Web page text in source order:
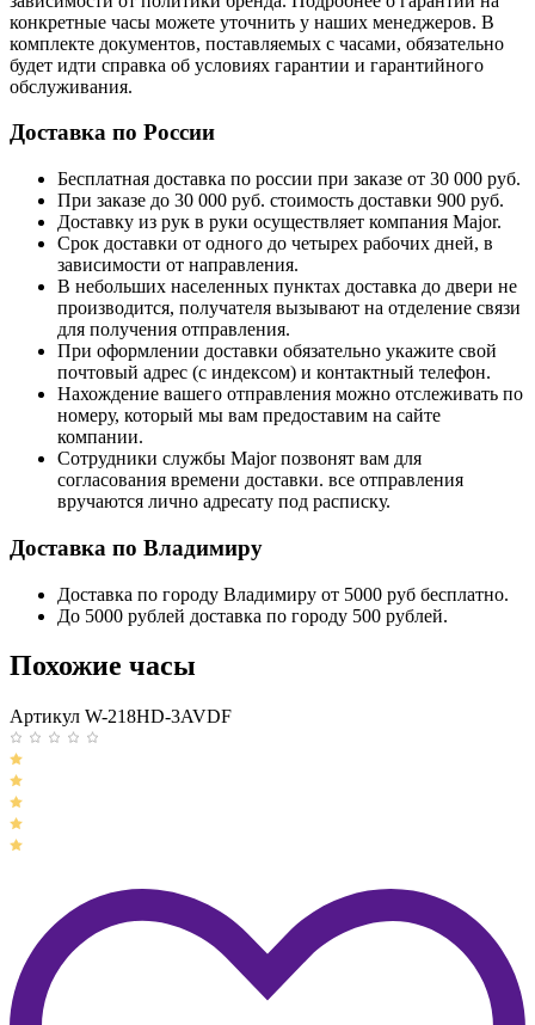
конкретные часы можете уточнить у наших менеджеров. В
комплекте документов, поставляемых с часами, обязательно
будет идти справка об условиях гарантии и гарантийного
обслуживания.
Доставка по России
Бесплатная доставка по россии при заказе от 30 000 руб.
При заказе до 30 000 руб. стоимость доставки 900 руб.
Доставку из рук в руки осуществляет компания Major.
Срок доставки от одного до четырех рабочих дней, в
зависимости от направления.
В небольших населенных пунктах доставка до двери не
производится, получателя вызывают на отделение связи
для получения отправления.
При оформлении доставки обязательно укажите свой
почтовый адрес (с индексом) и контактный телефон.
Нахождение вашего отправления можно отслеживать по
номеру, который мы вам предоставим на сайте
компании.
Сотрудники службы Major позвонят вам для
согласования времени доставки. все отправления
вручаются лично адресату под расписку.
Доставка по Владимиру
Доставка по городу Владимиру от 5000 руб бесплатно.
До 5000 рублей доставка по городу 500 рублей.
Похожие часы
Артикул W-218HD-3AVDF